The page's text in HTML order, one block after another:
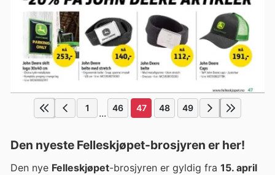
1 ... 46 47 48 49
Den nyeste Felleskjøpet-brosjyren er her!
Den nye Felleskjøpet-brosjyren er gyldig fra 15. april